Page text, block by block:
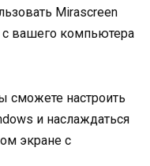
Mirascreen
вашего компьютера
сможете настроить
и наслаждаться
экране с